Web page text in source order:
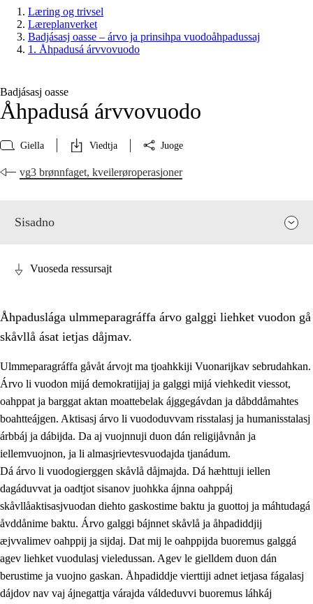
Læring og trivsel
Læreplanverket
Badjásasj oasse – árvo ja prinsihpa vuodoåhpadussaj
1. Åhpadusá árvvovuodo
Badjásasj oasse
Åhpadusá árvvovuodo
Giella Viedtja Juoge
vg3 brønnfaget, kveilerøroperasjoner
Sisadno
1. Åhpadusá árvvovuodo
1.1 Almasjárvvo
1.2 Identitiehtta ja kultuvralasj moattevuohta
1.3 Lájttális ájádallam ja estetihkalasj diedulasjvuohta
1.4 Dahkamávvo, berustibme ja diehtemvájnogisvuohta
1.5 Vieledus luonnduj ja birásdiedulasjvuohta
1.6 Demokratijja ja oassálasstem
Vuoseda ressursajt
Åhpaduslága ulmmeparagráffa árvo galggi liehket vuodon gå
skåvllå ásat ietjas dåjmav.
Ulmmeparagráffa gåvåt árvojt ma tjoahkkiji Vuonarijkav sebrudahkan.
Árvo li vuodon mijá demokratijjaj ja galggi mijá viehkedit viessot,
oahppat ja barggat aktan moattebelak ájggegávdan ja dåbddåmahtes
boahtteájgen. Aktisasj árvo li vuododuvvam risstalasj ja humanisstalasj
árbbáj ja dábijda. Da aj vuojnnuji duon dán religijåvnån ja
iellemvuojnon, ja li almasjrievtesvuodajda tjanádum.
Dá árvo li vuodogierggen skåvlå dåjmajda. Dá hæhttuji iellen
dagáduvvat ja oadtjot sisanov juohkka ájnna oahppáj
skåvllåaktisasjvuodan diehto gaskostime baktu ja guottoj ja máhtudagá
åvddånime baktu. Árvo galggi bájnnet skåvlå ja åhpadiddjij
æjvvalimev oahppij ja sijdaj. Dat mij le oahppijda buoremus galggá
agev liehket vuodulasj vieledussan. Agev le gielldem duon dán
berustime ja vuojno gaskan. Åhpadiddje vierttiji adnet ietjasa fágalasj
dájdov nav vaj ájnegattja várajda váldeduvvi buoremus láhkáj